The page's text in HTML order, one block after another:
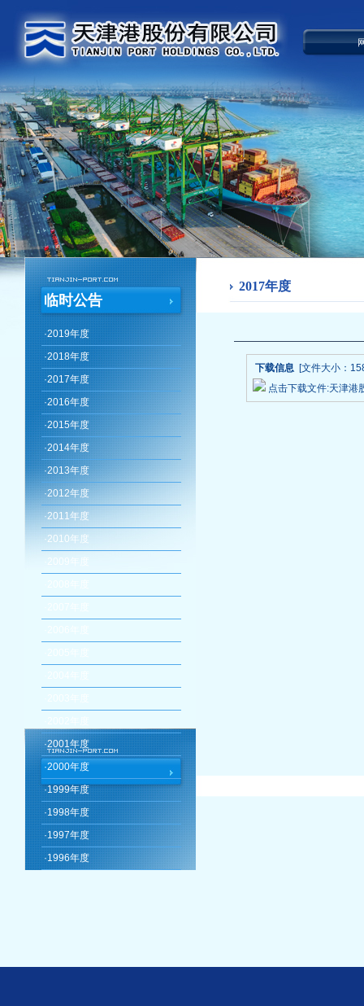
临时公告
·2019年度
·2018年度
·2017年度
·2016年度
·2015年度
·2014年度
·2013年度
·2012年度
·2011年度
·2010年度
2009年度
·2001年度
·2000年度
·1999年度
·1998年度
·1997年度
·1996年度
2017年度
下载信息[文件大小：
点击下载文件:天津港